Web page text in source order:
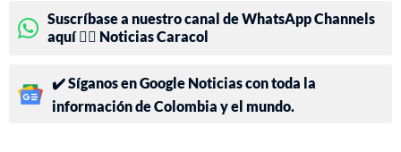
Suscríbase a nuestro canal de WhatsApp Channels
aquí 👉🏻 Noticias Caracol
✔️ Síganos en Google Noticias con toda la
información de Colombia y el mundo.